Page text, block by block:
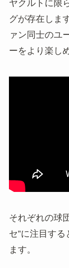
ヤクルトに限
グが存在しま
ァン同士のユ
ーをより楽し
それぞれの球
セ”に注目す
ます。